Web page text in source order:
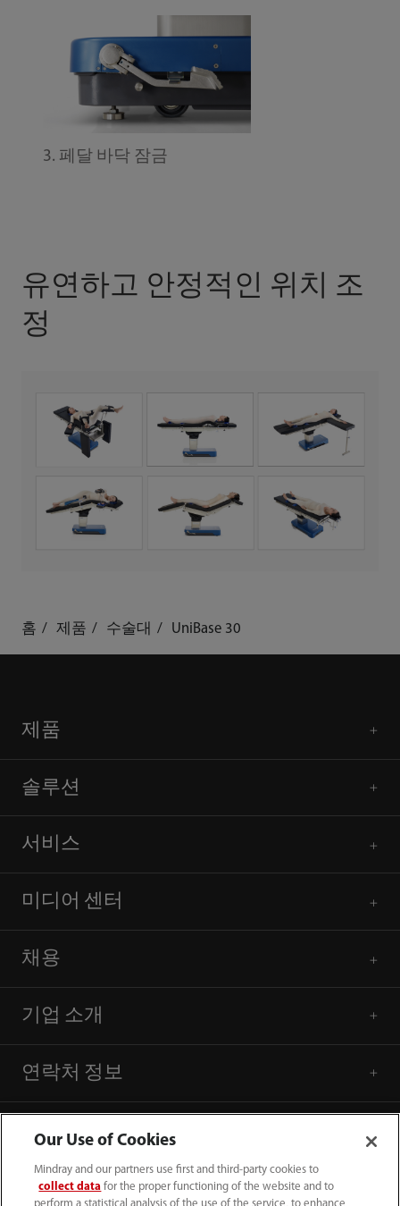
3. 페달 바닥 잠금
유연하고 안정적인 위치 조
정
홈 제품 수술대 UniBase 30
제품
솔루션
서비스
미디어 센터
채용
기업 소개
연락처 정보
Our Use of Cookies
Mindray and our partners use first and third-party cookies to
collect data for the proper functioning of the website and to